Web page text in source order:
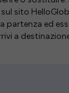
sul sito
partenza ed
a